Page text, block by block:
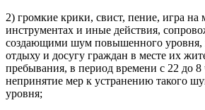
2) громкие крики, свист, пение, игра на
инструментах и иные действия,
создающими шум повышенного уровня,
отдыху и досугу граждан в месте их
пребывания, в период времени с 22 до 8
непринятие мер к устранению такого
уровня;